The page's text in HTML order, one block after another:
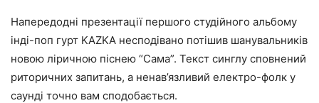
Напередодні презентації першого студійного альбому
інді-поп гурт KAZKA несподівано потішив шанувальників
новою ліричною піснею “Сама”. Текст синглу сповнений
риторичних запитань, а ненав’язливий електро-фолк у
саунді точно вам сподобається.